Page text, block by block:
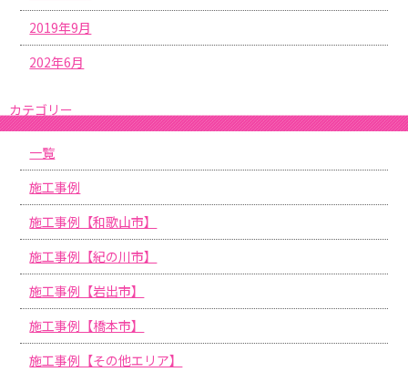
2019年9月
202年6月
カテゴリー
一覧
施工事例
施工事例【和歌山市】
施工事例【紀の川市】
施工事例【岩出市】
施工事例【橋本市】
施工事例【その他エリア】